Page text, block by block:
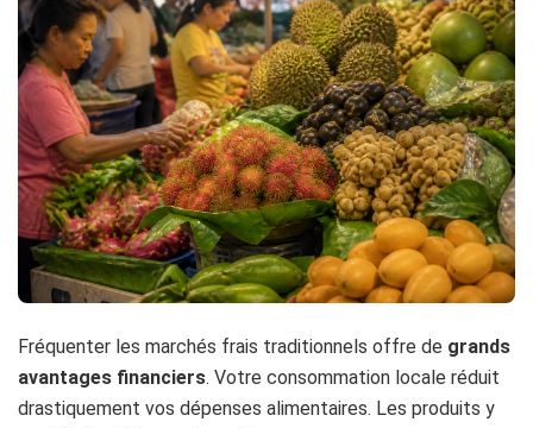
Fréquenter les marchés frais traditionnels offre de grands
avantages financiers. Votre consommation locale réduit
drastiquement vos dépenses alimentaires. Les produits y